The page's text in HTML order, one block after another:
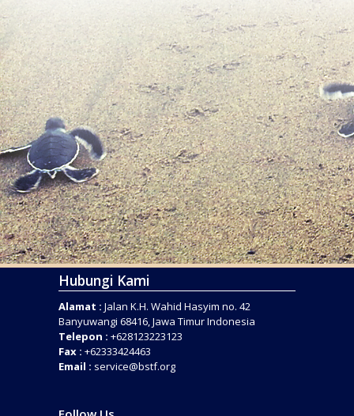
Hubungi Kami
Alamat : Jalan K.H. Wahid Hasyim no. 42
Banyuwangi 68416, Jawa Timur Indonesia
Telepon : +628123223123
Fax : +62333424463
Email : service@bstf.org